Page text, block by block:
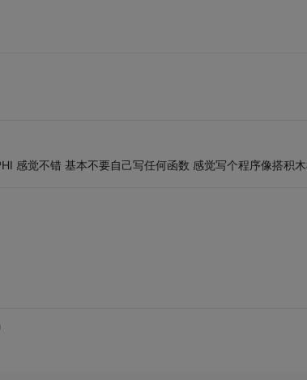
感觉不错 基本不要自己写任何函数 感觉写个程序像搭积